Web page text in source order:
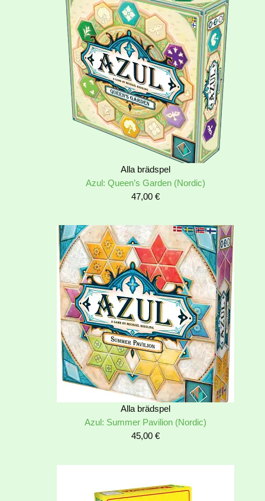
Alla brädspel
Azul: Queen’s Garden (Nordic)
47,00 €
Alla brädspel
Azul: Summer Pavilion (Nordic)
45,00 €